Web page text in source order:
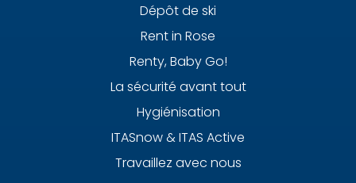
Dépôt de ski
Rent in Rose
Renty, Baby Go!
La sécurité avant tout
Hygiénisation
ITASnow & ITAS Active
Travaillez avec nous